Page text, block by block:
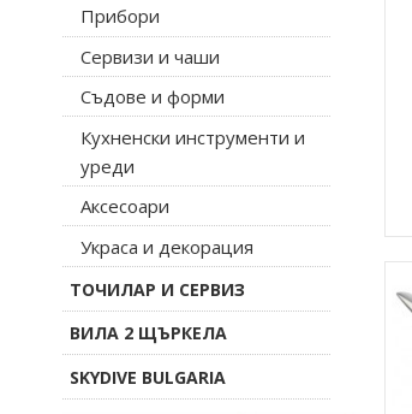
Прибори
Сервизи и чаши
Съдове и форми
Кухненски инструменти и
уреди
Аксесоари
Украса и декорация
ТОЧИЛАР И СЕРВИЗ
ВИЛА 2 ЩЪРКЕЛА
SKYDIVE BULGARIA